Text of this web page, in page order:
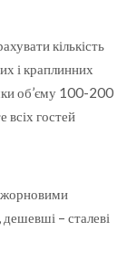
кількість
і краплинних
об’єму 100-200
всіх гостей
жорновими
– сталеві